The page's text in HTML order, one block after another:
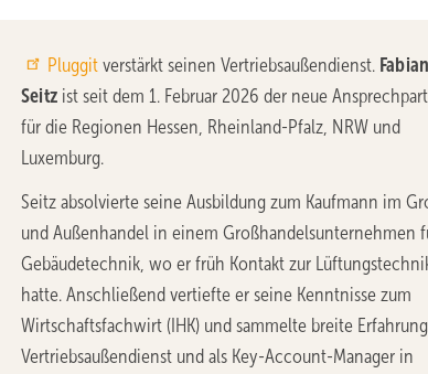
Pluggit verstärkt seinen Vertriebsaußendienst. Fabian
Seitz ist seit dem 1. Februar 2026 der neue
für die Regionen Hessen, Rheinland-Pfalz, NRW und
Luxemburg.
Seitz absolvierte seine Ausbildung zum Kaufmann im
und Außenhandel in einem Großhandelsunternehmen
Gebäudetechnik, wo er früh Kontakt zur
hatte. Anschließend vertiefte er seine Kenntnisse zum
Wirtschaftsfachwirt (IHK) und sammelte breite
Vertriebsaußendienst und als Key-Account-Manager in